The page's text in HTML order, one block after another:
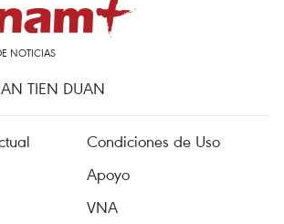
NOTICIAS
TIEN DUAN
Condiciones de Uso
Apoyo
VNA